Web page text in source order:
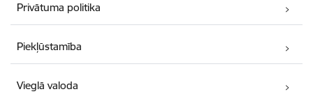
Privātuma politika
Piekļūstamība
Vieglā valoda